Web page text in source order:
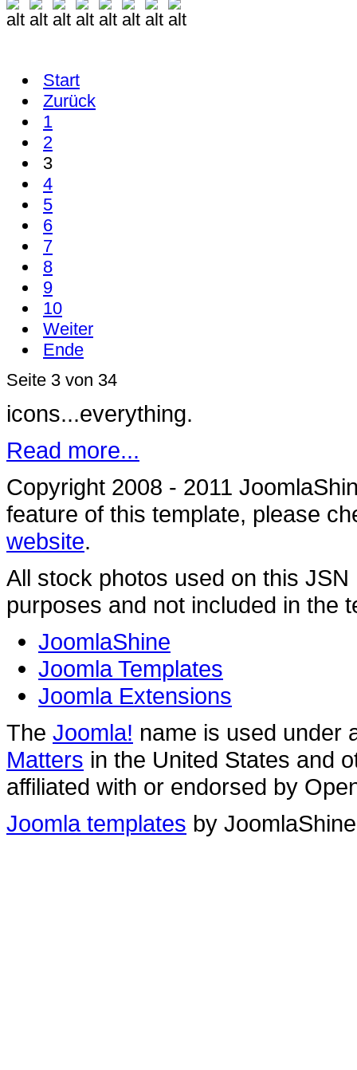
Start
Zurück
1
2
3
4
5
6
7
8
9
10
Weiter
Ende
Seite 3 von 34
icons...everything.
Read more...
Copyright 2008 - 2011
feature of this template, please
website.
All stock photos used on this
purposes and not included in the
JoomlaShine
Joomla Templates
Joomla Extensions
The Joomla! name is used under
Matters in the United States and
affiliated with or endorsed by
Joomla templates by